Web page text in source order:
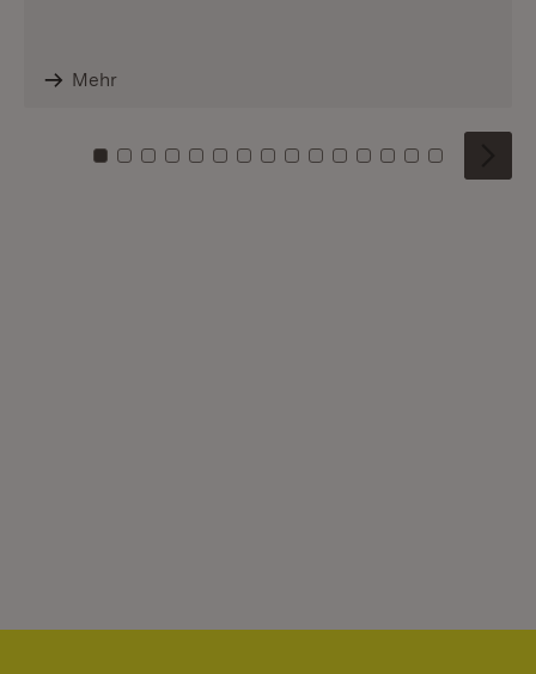
Mehr
Zu Kachel: 0
Zu Kachel: 1
Zu Kachel: 2
Zu Kachel: 3
Zu Kachel: 4
Zu Kachel: 5
Zu Kachel: 6
Zu Kachel: 7
Zu Kachel: 8
Zu Kachel: 9
Zu Kachel: 10
Zu Kachel: 11
Zu Kachel: 12
Zu Kachel:
Zu